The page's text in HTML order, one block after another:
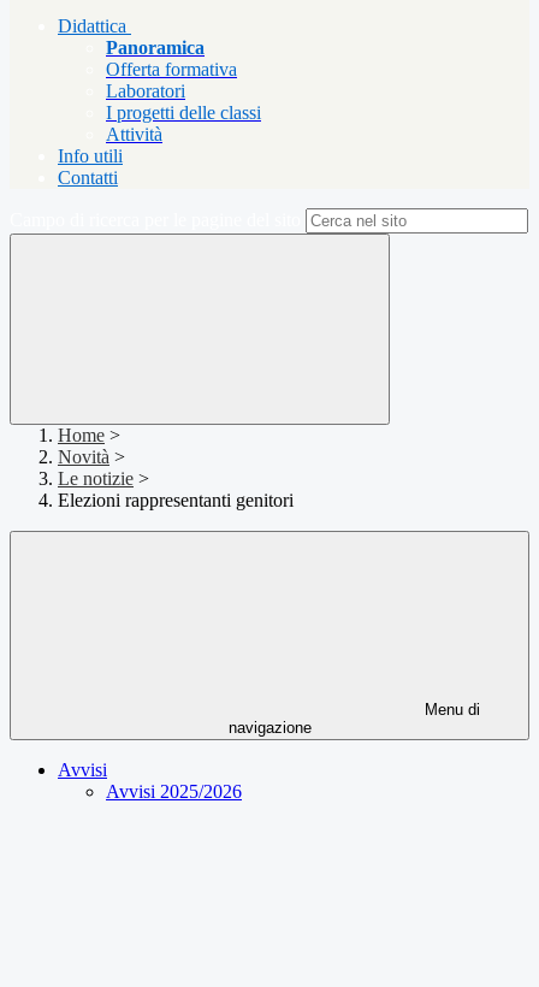
Didattica
Panoramica
Offerta formativa
Laboratori
I progetti delle classi
Attività
Info utili
Contatti
Home >
Novità >
Le notizie >
Elezioni rappresentanti genitori
Menu di
navigazione
Avvisi
Avvisi 2025/2026